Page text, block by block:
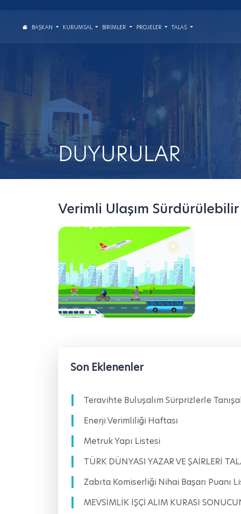
BAŞKAN KURUMSAL BIRIMLER PROJELER TALAS
DUYURULAR
Verimli Ulaşım Sürdürülebilir
Son Eklenenler
Teravihte Buluşalım Sürprizlerle
Enerji Verimliliği Haftası
Metruk Yapı Listesi
TÜRK DÜNYASI YAZAR VE ŞAİRLERİ
Zabıta Komiserliği Nihai Başarı Puanı
MEVSİMLİK İŞÇİ ALIM KURASI